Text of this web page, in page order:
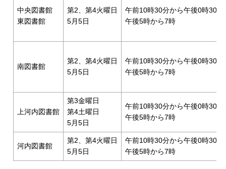
中央図書館
東図書館
第2、第4火曜日
5月5日
午前10時30分から午後0時30分
午後5時から7時
南図書館
第2、第4火曜日
5月5日
午前10時30分から午後0時30分
午後5時から7時
上河内図書館
第3金曜日
第4土曜日
5月5日
午前10時30分から午後0時30分
午後5時から7時
河内図書館
第2、第4火曜日
5月5日
午前10時30分から午後0時30分
午後5時から7時